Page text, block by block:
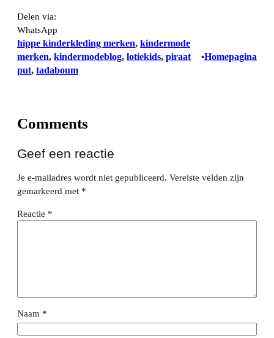
Delen via:
WhatsApp
hippe kinderkleding merken, kindermode
merken, kindermodeblog, lotiekids, piraat
put, tadaboum
•Homepagina
Comments
Geef een reactie
Je e-mailadres wordt niet gepubliceerd. Vereiste velden zijn
gemarkeerd met *
Reactie *
Naam *